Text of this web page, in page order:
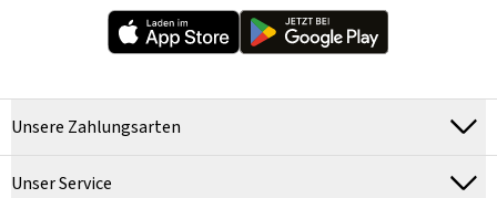
Unsere Zahlungsarten
Unser Service